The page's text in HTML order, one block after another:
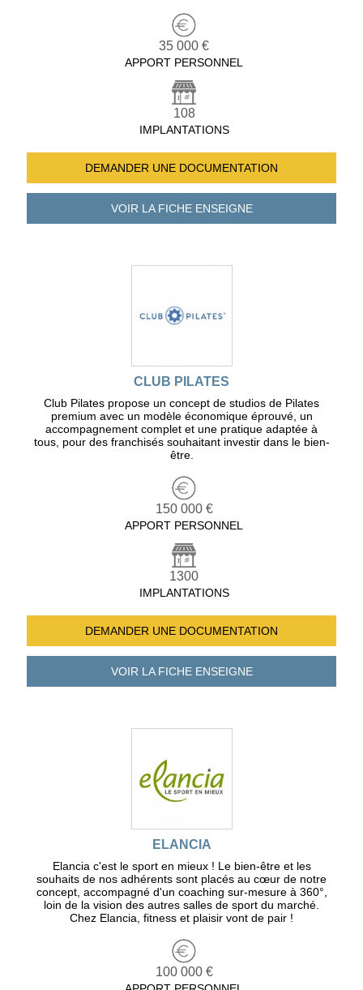
35 000 €
APPORT PERSONNEL
108
IMPLANTATIONS
DEMANDER UNE DOCUMENTATION
VOIR LA FICHEENSEIGNE
CLUB PILATES
Club Pilates propose un concept de studios de Pilates
premium avec un modèle économique éprouvé, un
accompagnement complet et une pratique adaptée à
tous, pour des franchisés souhaitant investir dans le bien-
être.
150 000 €
APPORT PERSONNEL
1300
IMPLANTATIONS
DEMANDER UNE DOCUMENTATION
VOIR LA FICHEENSEIGNE
ELANCIA
Elancia c'est le sport en mieux ! Le bien-être et les
souhaits de nos adhérents sont placés au cœur de notre
concept, accompagné d'un coaching sur-mesure à 360°,
loin de la vision des autres salles de sport du marché.
Chez Elancia, fitness et plaisir vont de pair !
100 000 €